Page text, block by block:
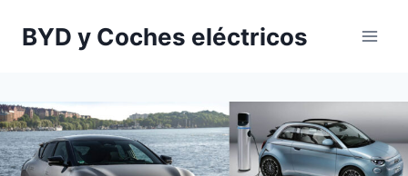
BYD y Coches eléctricos